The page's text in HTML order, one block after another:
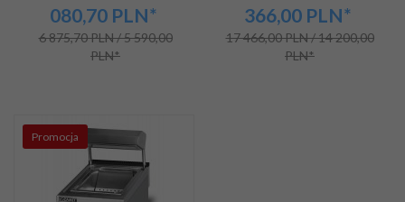
080,70 PLN*
6 875,70 PLN / 5 590,00
PLN*
366,00 PLN*
17 466,00 PLN / 14 200,00
PLN*
Promocja